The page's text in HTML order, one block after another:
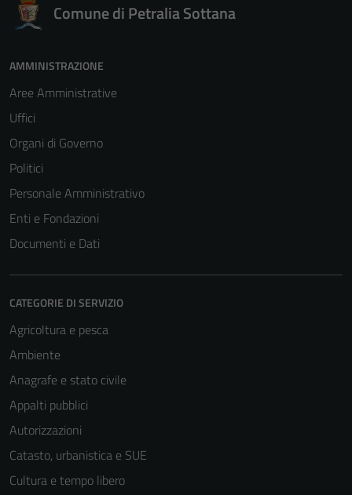
Comune di Petralia Sottana
AMMINISTRAZIONE
Aree Amministrative
Uffici
Organi di Governo
Politici
Personale Amministrativo
Enti e Fondazioni
Documenti e Dati
CATEGORIE DI SERVIZIO
Agricoltura e pesca
Ambiente
Anagrafe e stato civile
Appalti pubblici
Autorizzazioni
Catasto, urbanistica e SUE
Cultura e tempo libero